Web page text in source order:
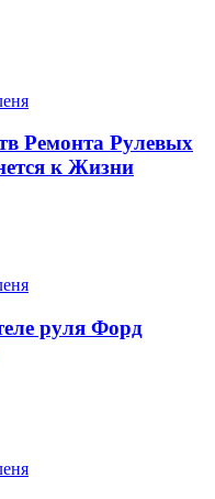
Ремонта Рулевых
к Жизни
руля Форд